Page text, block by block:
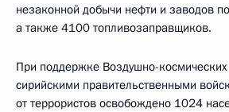
незаконной добычи нефти и заводов
а также 4100 топливозаправщиков.
При поддержке Воздушно-космических
сирийскими правительственными
от террористов освобождено 1024